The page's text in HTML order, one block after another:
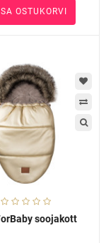
OSTUKORVI
soojakott